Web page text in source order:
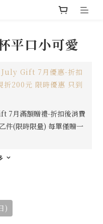
平口小可愛
July Gift 7月優惠-折扣
折200元 限時優惠 只到
7月滿額贈禮-折扣後消費
件(限時限量) 每單僅贈一
)